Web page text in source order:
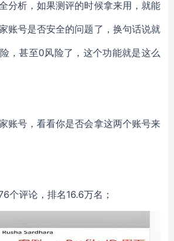
分析，如果测评的时候拿来用，就能
账号是否安全的问题了，换句话说就
，甚至0风险了，这个功能就是这么
账号，看看你是否会拿这两个账号来
个评论，排名16.6万名；